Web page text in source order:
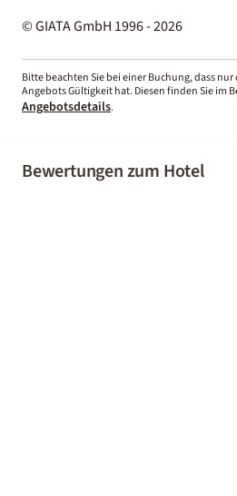
© GIATA GmbH 1996 - 2026
Bitte beachten Sie bei einer Buchung, dass
Angebots Gültigkeit hat. Diesen finden Sie im
Angebotsdetails.
Bewertungen zum Hotel